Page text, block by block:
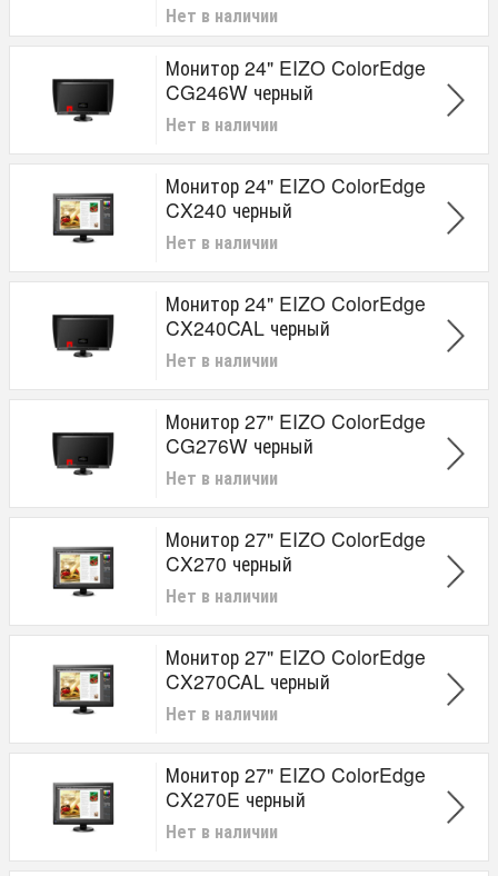
Нет в наличии
Монитор 24" EIZO ColorEdge
CG246W черный
Нет в наличии
Монитор 24" EIZO ColorEdge
CX240 черный
Нет в наличии
Монитор 24" EIZO ColorEdge
CX240CAL черный
Нет в наличии
Монитор 27" EIZO ColorEdge
CG276W черный
Нет в наличии
Монитор 27" EIZO ColorEdge
CX270 черный
Нет в наличии
Монитор 27" EIZO ColorEdge
CX270CAL черный
Нет в наличии
Монитор 27" EIZO ColorEdge
CX270E черный
Нет в наличии